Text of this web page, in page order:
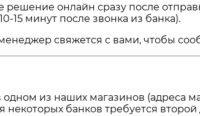
решение онлайн сразу после
15 минут после звонка из банка).
свяжется с вами, чтобы
из наших магазинов (адреса
некоторых банков требуется